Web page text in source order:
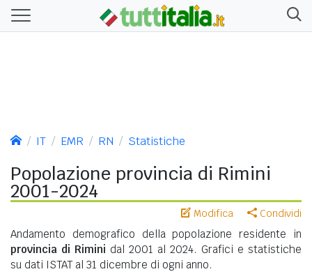
IT EMR RN Statistiche
Popolazione provincia di Rimini
2001-2024
Modifica Condividi
Andamento demografico della popolazione residente in
provincia di Rimini dal 2001 al 2024. Grafici e statistiche
su dati ISTAT al 31 dicembre di ogni anno.